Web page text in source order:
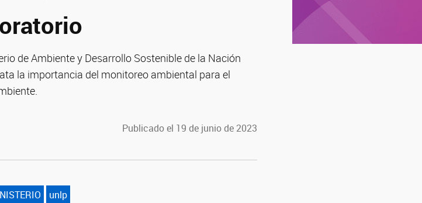
de Ambiente y Desarrollo Sostenible de la Nación
la importancia del monitoreo ambiental para el
Publicado el 19 de junio de 2023
unlp